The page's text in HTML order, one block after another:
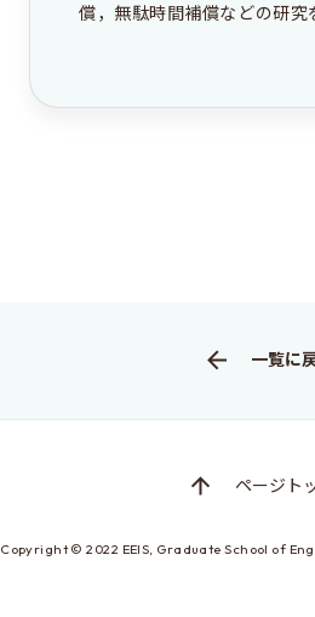
償，無駄時間補償などの研究
一覧に
ページト
Copyright © 2022 EEIS, Graduate School of